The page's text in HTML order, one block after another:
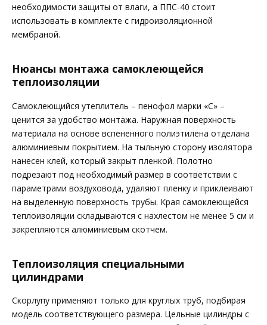
необходимости защиты от влаги, а ППС-40 стоит
использовать в комплекте с гидроизоляционной
мембраной.
Нюансы монтажа самоклеющейся
теплоизоляции
Самоклеющийся утеплитель – пенофол марки «С» –
ценится за удобство монтажа. Наружная поверхность
материала на основе вспененного полиэтилена отделана
алюминиевым покрытием. На тыльную сторону изолятора
нанесен клей, который закрыт пленкой. Полотно
подрезают под необходимый размер в соответствии с
параметрами воздуховода, удаляют пленку и приклеивают
на выделенную поверхность трубы. Края самоклеющейся
теплоизоляции складываются с нахлестом не менее 5 см и
закрепляются алюминиевым скотчем.
Теплоизоляция специальными
цилиндрами
Скорлупу применяют только для круглых труб, подбирая
модель соответствующего размера. Цельные цилиндры с